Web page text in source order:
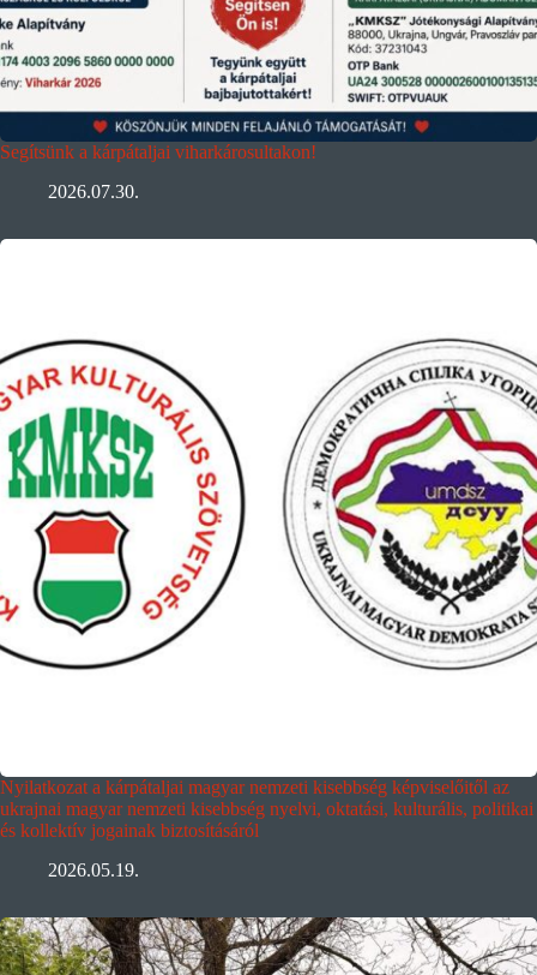
Segítsünk a kárpátaljai viharkárosultakon!
2026.07.30.
Nyilatkozat a kárpátaljai magyar nemzeti kisebbség képviselőitől az
ukrajnai magyar nemzeti kisebbség nyelvi, oktatási, kulturális, politikai
és kollektív jogainak biztosításáról
2026.05.19.